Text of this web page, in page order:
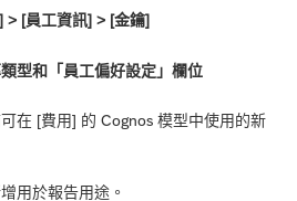
> [員工資訊] > [金鑰]
型和「員工偏好設定」欄位
在 [費用] 的 Cognos 模型中使用的新
用於報告用途。